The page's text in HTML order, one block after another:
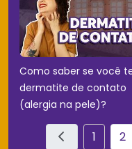
Como saber se você
dermatite de contato
(alergia na pele)?
1 2